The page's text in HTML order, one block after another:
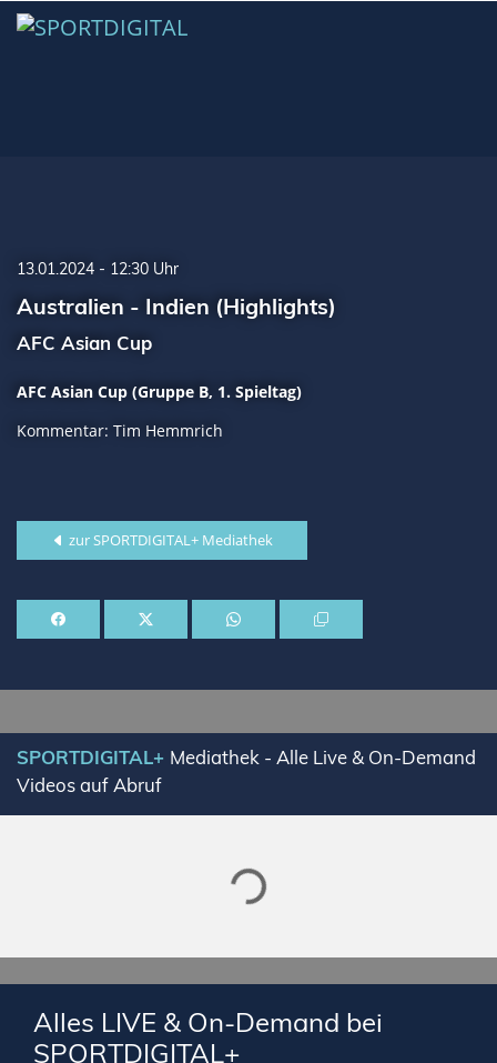
13.01.2024 - 12:30 Uhr
Australien - Indien (Highlights)
AFC Asian Cup
AFC Asian Cup (Gruppe B, 1. Spieltag)
Kommentar: Tim Hemmrich
zur SPORTDIGITAL+ Mediathek
SPORTDIGITAL+ Mediathek - Alle Live & On-Demand
Videos auf Abruf
Lade SPORTDIGITAL+ Mediathek
Alles LIVE & On-Demand bei
SPORTDIGITAL+